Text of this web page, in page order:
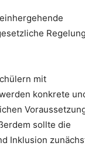
mit
konkrete
sollte die
Inklusion